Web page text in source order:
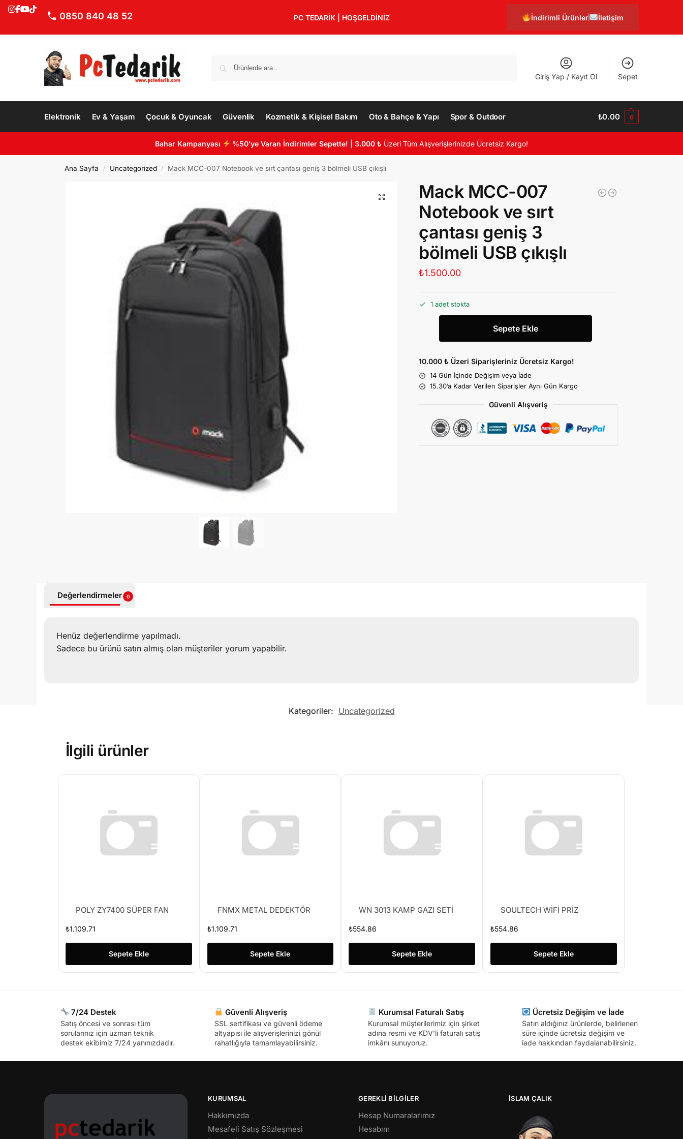
0850 840 48 52 PC TEDARİK | HOŞGELDİNİZ İndirimli Ürünler İletişim
Giriş Yap / Kayıt Ol Sepet
Elektronik Ev & Yaşam Çocuk & Oyuncak Güvenlik Kozmetik & Kişisel Bakım Oto & Bahçe & Yapı Spor & Outdoor ₺0.00 0
Bahar Kampanyası %50’ye Varan İndirimler Sepette! |3.000 ₺ Üzeri Tüm Alışverişlerinizde Ücretsiz Kargo!
Ana Sayfa / Uncategorized / Mack MCC-007 Notebook ve sırt çantası geniş 3 bölmeli USB çıkışlı
Mack MCC-007
Notebook ve sırt
çantası geniş 3
bölmeli USB çıkışlı
₺1.500.00
1 adet stokta
Sepete Ekle
10.000 ₺ Üzeri Siparişleriniz Ücretsiz Kargo!
14 Gün İçinde Değişim veya İade
15.30’a Kadar Verilen Siparişler Aynı Gün Kargo
Güvenli Alışveriş
Değerlendirmeler 0
Henüz değerlendirme yapılmadı.
Sadece bu ürünü satın almış olan müşteriler yorum yapabilir.
Kategoriler: Uncategorized
İlgili ürünler
POLY ZY7400 SÜPER FAN
₺1.109.71
Sepete Ekle
FNMX METAL DEDEKTÖR
₺1.109.71
Sepete Ekle
WN 3013 KAMP GAZI SETİ
₺554.86
Sepete Ekle
SOULTECH WİFİ PRİZ
₺554.86
Sepete Ekle
7/24 Destek
Satış öncesi ve sonrası tüm
sorularınız için uzman teknik
destek ekibimiz 7/24 yanınızdadır.
Güvenli Alışveriş
SSL sertifikası ve güvenli ödeme
altyapısı ile alışverişlerinizi gönül
rahatlığıyla tamamlayabilirsiniz.
Kurumsal Faturalı Satış
Kurumsal müşterilerimiz için şirket
adına resmi ve KDV’li faturalı satış
imkânı sunuyoruz.
Ücretsiz Değişim ve İade
Satın aldığınız ürünlerde, belirlenen
süre içinde ücretsiz değişim ve
iade hakkından faydalanabilirsiniz.
KURUMSAL
Hakkımızda
Mesafeli Satış Sözleşmesi
GEREKLİ BİLGİLER
Hesap Numaralarımız
Hesabım
İSLAM ÇALIK